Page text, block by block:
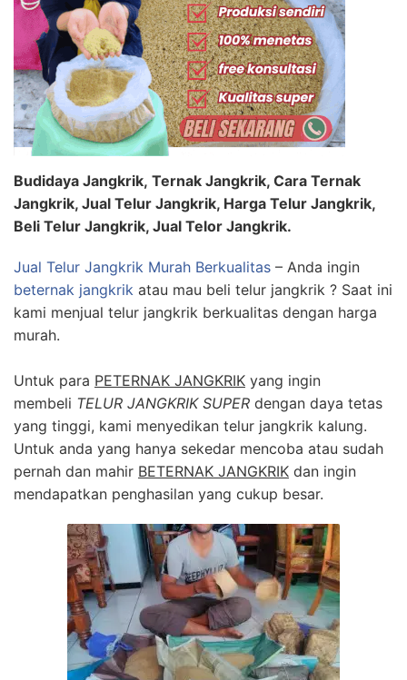
Budidaya Jangkrik, Ternak Jangkrik, Cara Ternak
Jangkrik, Jual Telur Jangkrik, Harga Telur Jangkrik,
Beli Telur Jangkrik, Jual Telor Jangkrik.
Jual Telur Jangkrik Murah Berkualitas – Anda ingin
beternak jangkrik atau mau beli telur jangkrik ? Saat ini
kami menjual telur jangkrik berkualitas dengan harga
murah.
Untuk para PETERNAK JANGKRIK yang ingin
membeli TELUR JANGKRIK SUPER dengan daya tetas
yang tinggi, kami menyedikan telur jangkrik kalung.
Untuk anda yang hanya sekedar mencoba atau sudah
pernah dan mahir BETERNAK JANGKRIK dan ingin
mendapatkan penghasilan yang cukup besar.